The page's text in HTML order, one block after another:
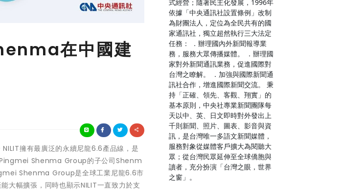
在中國建
擁有最廣泛的永續尼龍6.6產品線，是
Pingmei Shenma Group的子公司Shenm
Shenma Group是全球工業尼龍6.6市
大幅擴張，同時也顯示NILIT一直致力於支
式經營；隨著民主化發展，1996年
依據「中央通訊社設置條例」改制
為財團法人，定位為全民共有的國
家通訊社，獨立超然執行三大法定
任務： ．辦理國內外新聞報導業
務，服務大眾傳播媒體。 ．辦理國
家對外新聞通訊業務，促進國際對
台灣之瞭解。 ．加強與國際新聞通
訊社合作，增進國際新聞交流。 秉
持「正確、領先、客觀、翔實」的
基本原則，中央社專業新聞團隊每
天以中、英、日文即時對外發出上
千則新聞、照片、圖表、影音與資
訊，是台灣唯一多語文新聞媒體，
服務對象從媒體客戶擴大為閱聽大
眾；從台灣民眾延伸至全球僑胞與
讀者，充分扮演「台灣之眼，世界
之窗」。